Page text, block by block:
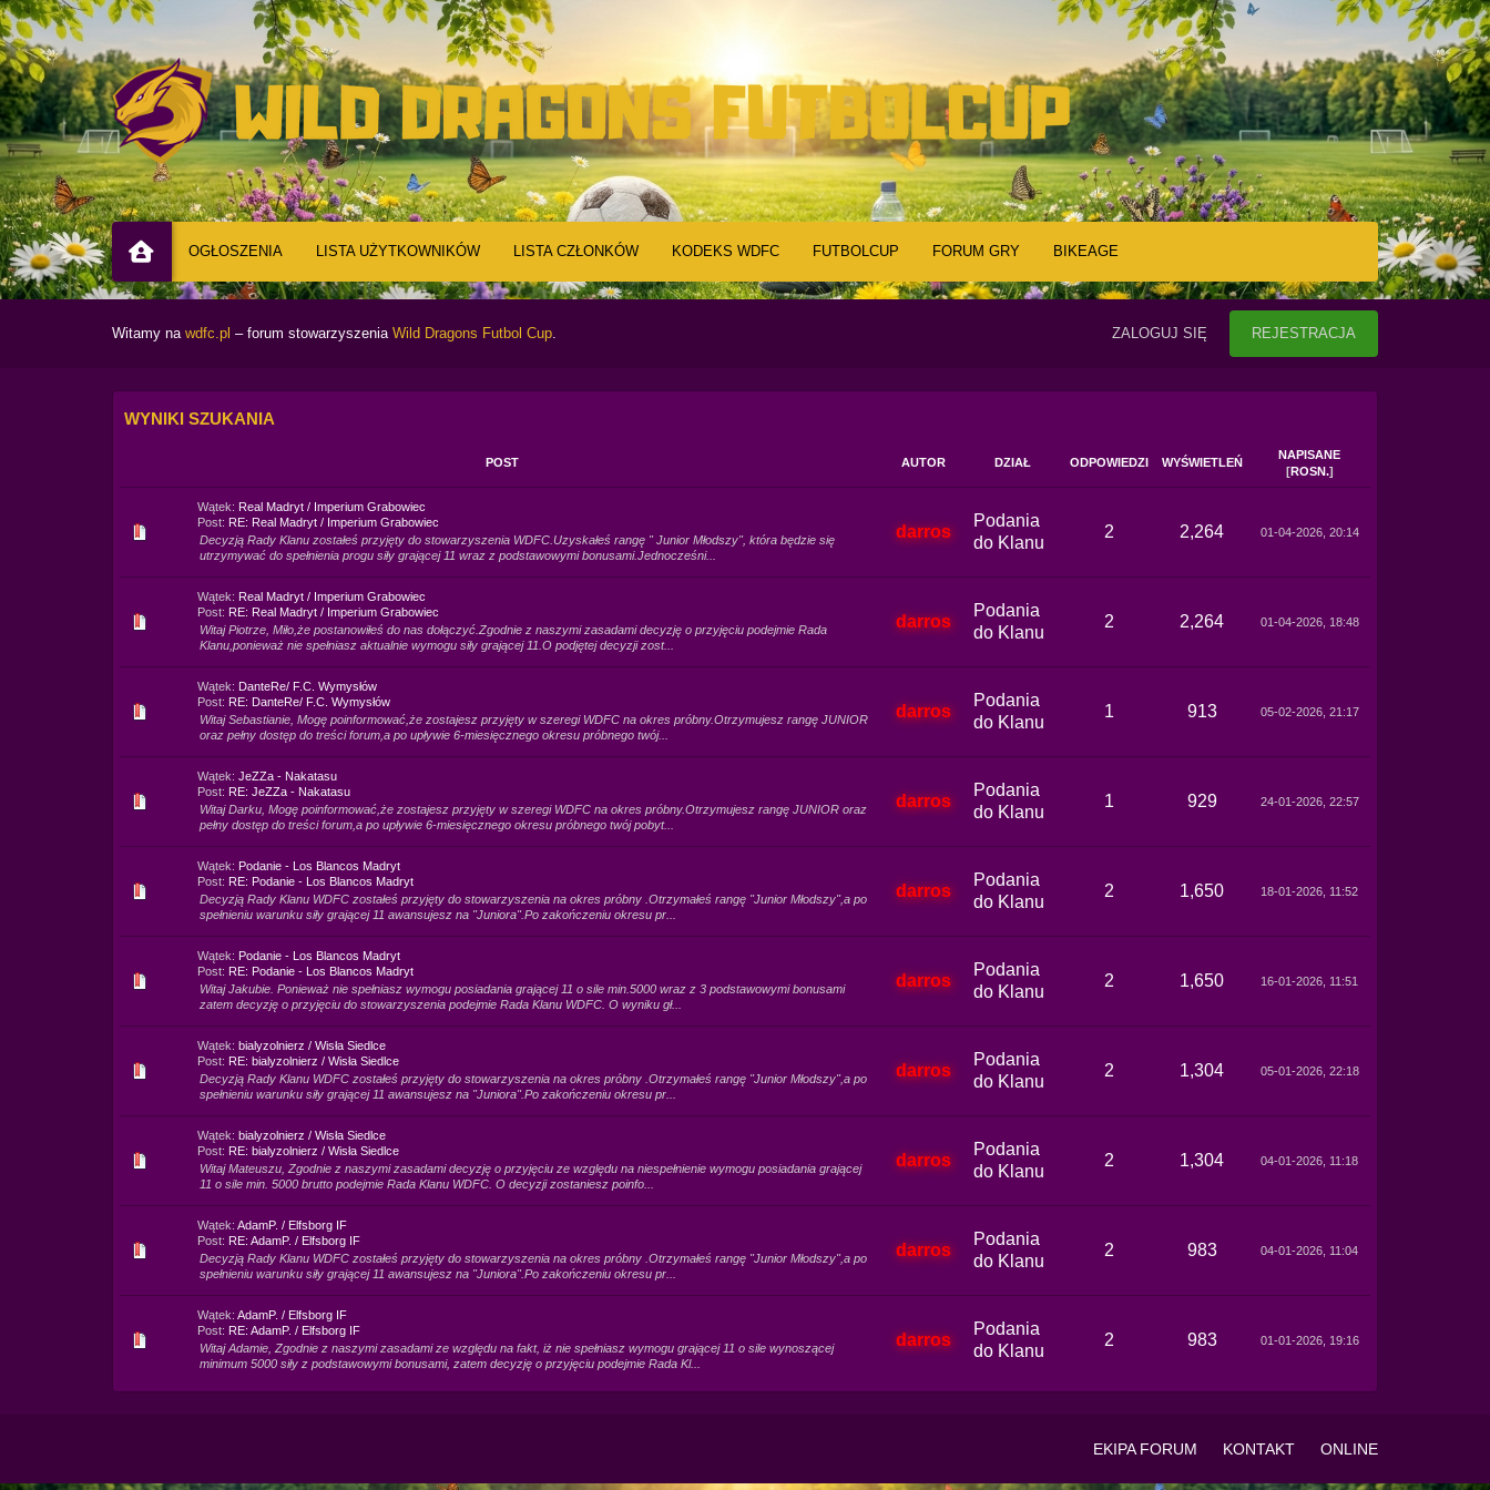
OGŁOSZENIA LISTA UŻYTKOWNIKÓW LISTA CZŁONKÓW KODEKS WDFC FUTBOLCUP FORUM GRY BIKEAGE
ZALOGUJ SIĘ REJESTRACJA
Witamy na wdfc.pl – forum stowarzyszenia Wild Dragons Futbol Cup.
WYNIKI SZUKANIA
POST AUTOR DZIAŁ ODPOWIEDZI WYŚWIETLEŃ
NAPISANE
[ROSN.]
Wątek: Real Madryt / Imperium Grabowiec
Post: RE: Real Madryt / Imperium Grabowiec
Decyzją Rady Klanu zostałeś przyjęty do stowarzyszenia WDFC.Uzyskałeś rangę " Junior Młodszy", która będzie się
utrzymywać do spełnienia progu siły grającej 11 wraz z podstawowymi bonusami.Jednocześni...
darros
Podania
do Klanu
2 2,264 01-04-2026, 20:14
Wątek: Real Madryt / Imperium Grabowiec
Post: RE: Real Madryt / Imperium Grabowiec
Witaj Piotrze, Miło,że postanowiłeś do nas dołączyć.Zgodnie z naszymi zasadami decyzję o przyjęciu podejmie Rada
Klanu,ponieważ nie spełniasz aktualnie wymogu siły grającej 11.O podjętej decyzji zost...
darros
Podania
do Klanu
2 2,264 01-04-2026, 18:48
Wątek: DanteRe/ F.C. Wymysłów
Post: RE: DanteRe/ F.C. Wymysłów
Witaj Sebastianie, Mogę poinformować,że zostajesz przyjęty w szeregi WDFC na okres próbny.Otrzymujesz rangę JUNIOR
oraz pełny dostęp do treści forum,a po upływie 6-miesięcznego okresu próbnego twój...
darros
Podania
do Klanu
1 913 05-02-2026, 21:17
Wątek: JeZZa - Nakatasu
Post: RE: JeZZa - Nakatasu
Witaj Darku, Mogę poinformować,że zostajesz przyjęty w szeregi WDFC na okres próbny.Otrzymujesz rangę JUNIOR oraz
pełny dostęp do treści forum,a po upływie 6-miesięcznego okresu próbnego twój pobyt...
darros
Podania
do Klanu
1 929 24-01-2026, 22:57
Wątek: Podanie - Los Blancos Madryt
Post: RE: Podanie - Los Blancos Madryt
Decyzją Rady Klanu WDFC zostałeś przyjęty do stowarzyszenia na okres próbny .Otrzymałeś rangę "Junior Młodszy",a po
spełnieniu warunku siły grającej 11 awansujesz na "Juniora".Po zakończeniu okresu pr...
darros
Podania
do Klanu
2 1,650 18-01-2026, 11:52
Wątek: Podanie - Los Blancos Madryt
Post: RE: Podanie - Los Blancos Madryt
Witaj Jakubie. Ponieważ nie spełniasz wymogu posiadania grającej 11 o sile min.5000 wraz z 3 podstawowymi bonusami
zatem decyzję o przyjęciu do stowarzyszenia podejmie Rada Klanu WDFC. O wyniku gł...
darros
Podania
do Klanu
2 1,650 16-01-2026, 11:51
Wątek: bialyzolnierz / Wisła Siedlce
Post: RE: bialyzolnierz / Wisła Siedlce
Decyzją Rady Klanu WDFC zostałeś przyjęty do stowarzyszenia na okres próbny .Otrzymałeś rangę "Junior Młodszy",a po
spełnieniu warunku siły grającej 11 awansujesz na "Juniora".Po zakończeniu okresu pr...
darros
Podania
do Klanu
2 1,304 05-01-2026, 22:18
Wątek: bialyzolnierz / Wisła Siedlce
Post: RE: bialyzolnierz / Wisła Siedlce
Witaj Mateuszu, Zgodnie z naszymi zasadami decyzję o przyjęciu ze względu na niespełnienie wymogu posiadania grającej
11 o sile min. 5000 brutto podejmie Rada Klanu WDFC. O decyzji zostaniesz poinfo...
darros
Podania
do Klanu
2 1,304 04-01-2026, 11:18
Wątek: AdamP. / Elfsborg IF
Post: RE: AdamP. / Elfsborg IF
Decyzją Rady Klanu WDFC zostałeś przyjęty do stowarzyszenia na okres próbny .Otrzymałeś rangę "Junior Młodszy",a po
spełnieniu warunku siły grającej 11 awansujesz na "Juniora".Po zakończeniu okresu pr...
darros
Podania
do Klanu
2 983 04-01-2026, 11:04
Wątek: AdamP. / Elfsborg IF
Post: RE: AdamP. / Elfsborg IF
Witaj Adamie, Zgodnie z naszymi zasadami ze względu na fakt, iż nie spełniasz wymogu grającej 11 o sile wynoszącej
minimum 5000 siły z podstawowymi bonusami, zatem decyzję o przyjęciu podejmie Rada Kl...
darros
Podania
do Klanu
2 983 01-01-2026, 19:16
EKIPA FORUM KONTAKT ONLINE